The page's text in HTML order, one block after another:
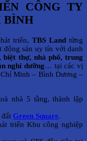
CÔNG TY
BÌNH
triển, TBS Landtừng
động sản uy tín với danh
biệt thự, nhà phố, trung
nghỉ dưỡng… tại các vị
Minh – Bình Dương –
nhà 5 tầng, thành lập
Green Square.
triển Khu công nghiệp